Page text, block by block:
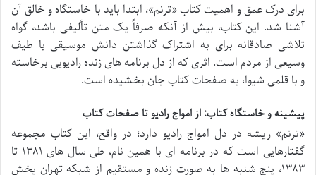
برای درک عمق و اهمیت کتاب «ترنم»، ابتدا باید با خاستگاه و خالق آن
آشنا شد. این کتاب، بیش از آنکه صرفاً یک متن تألیفی باشد، گواه
تلاشی صادقانه برای به اشتراک گذاشتن دانش موسیقی با طیف
وسیعی از مردم است. اثری که از دل برنامه های زنده رادیویی برخاسته
و با قلمی شیوا، به صفحات کتاب جان بخشیده است.
پیشینه و خاستگاه کتاب: از امواج رادیو تا صفحات کتاب
«ترنم» ریشه در دل امواج رادیو دارد؛ در واقع، این کتاب مجموعه
گفتارهایی است که در برنامه ای با همین نام، طی سال های ۱۳۸۱ تا
۱۳۸۳، پنج شنبه ها به صورت زنده و مستقیم از شبکه تهران پخش